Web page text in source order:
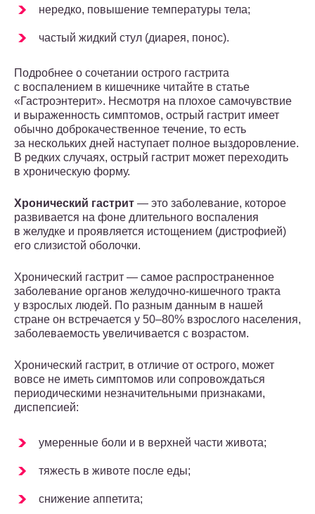
нередко, повышение температуры тела;
частый жидкий стул (диарея, понос).
Подробнее о сочетании острого гастрита
с воспалением в кишечнике читайте в статье
«Гастроэнтерит». Несмотря на плохое самочувствие
и выраженность симптомов, острый гастрит имеет
обычно доброкачественное течение, то есть
за нескольких дней наступает полное выздоровление.
В редких случаях, острый гастрит может переходить
в хроническую форму.
Хронический гастрит — это заболевание, которое
развивается на фоне длительного воспаления
в желудке и проявляется истощением (дистрофией)
его слизистой оболочки.
Хронический гастрит — самое распространенное
заболевание органов желудочно-кишечного тракта
у взрослых людей. По разным данным в нашей
стране он встречается у 50–80% взрослого населения,
заболеваемость увеличивается с возрастом.
Хронический гастрит, в отличие от острого, может
вовсе не иметь симптомов или сопровождаться
периодическими незначительными признаками,
диспепсией:
умеренные боли и в верхней части живота;
тяжесть в животе после еды;
снижение аппетита;